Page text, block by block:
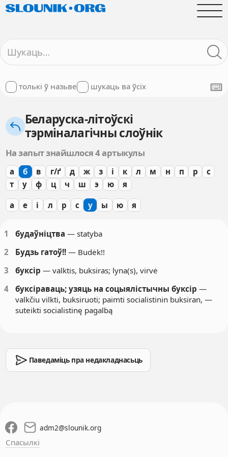
толькі ў назьве шукаць ва ўсіх
Беларуска-літоўскі
тэрміналагічны слоўнік
На запыт знайшлося 4 артыкулы
а б в г/ґ д ж з і к л м н п р
с
т
у ф ц ч ш э ю я
а е і л р с у ы ю я
1 будаўніцтва — statyba
2
Будзь гатоў!! — Budėk!!
3
буксір — valktis, buksiras; lyna(s), virvė
4
буксіраваць; узяць на соцыялістычны буксір —
valkčiu vilkti, buksiruoti; paimti socialistinin buksiran, —
suteikti socialistinę pagalbą
Паведаміць пра недакладнасьць
adm2@slounik.org
Спасылкі